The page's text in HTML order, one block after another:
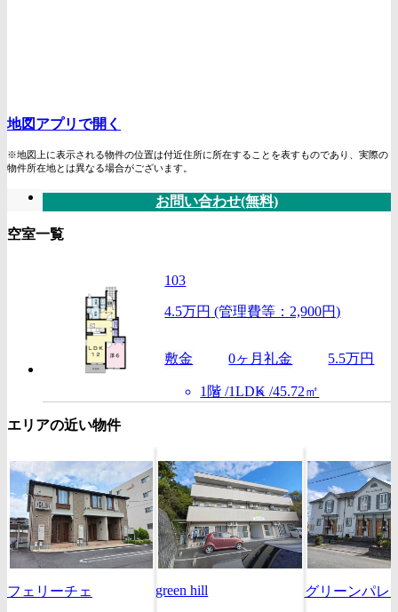
地図アプリで開く
※地図上に表示される物件の位置は付近住所に所在することを表すものであり、実際の
物件所在地とは異なる場合がございます。
お問い合わせ(無料)
空室一覧
103
4.5万円 (管理費等：2,900円)
敷金 0ヶ月礼金 5.5万円
1階 1LDK 45.72㎡
エリアの近い物件
フェリーチェ green hill グリーンパレ